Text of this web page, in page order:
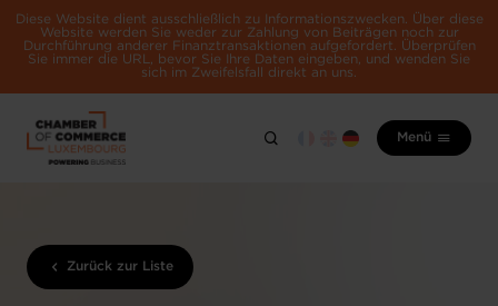
Diese Website dient ausschließlich zu Informationszwecken. Über diese
Website werden Sie weder zur Zahlung von Beiträgen noch zur
Durchführung anderer Finanztransaktionen aufgefordert. Überprüfen
Sie immer die URL, bevor Sie Ihre Daten eingeben, und wenden Sie
sich im Zweifelsfall direkt an uns.
Menü
Zurück zur Liste